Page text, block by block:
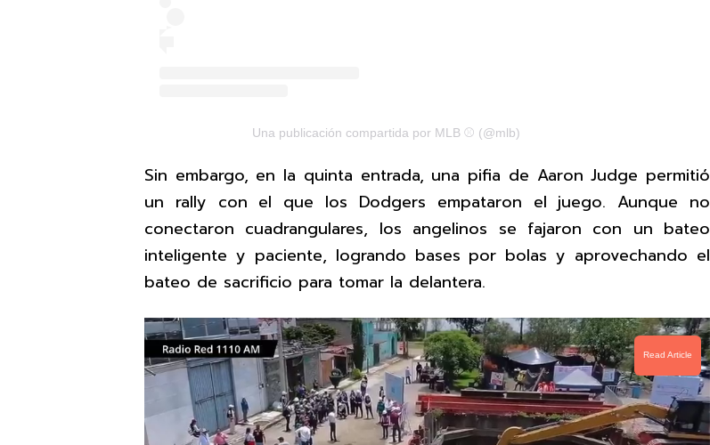
Una publicación compartida por MLB ⚾ (@mlb)
Sin embargo, en la quinta entrada, una pifia de Aaron Judge permitió
un rally con el que los Dodgers empataron el juego. Aunque no
conectaron cuadrangulares, los angelinos se fajaron con un bateo
inteligente y paciente, logrando bases por bolas y aprovechando el
bateo de sacrificio para tomar la delantera.
Read Article